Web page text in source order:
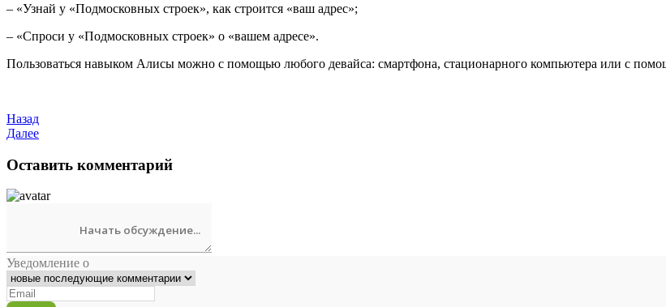
– «Узнай у «Подмосковных строек», как строится «ваш адрес»;
– «Спроси у «Подмосковных строек» о «вашем адресе».
Пользоваться навыком Алисы можно с помощью любого девайса: смартфона, стационарного компьютера или с
Назад
Далее
Оставить комментарий
Уведомление о